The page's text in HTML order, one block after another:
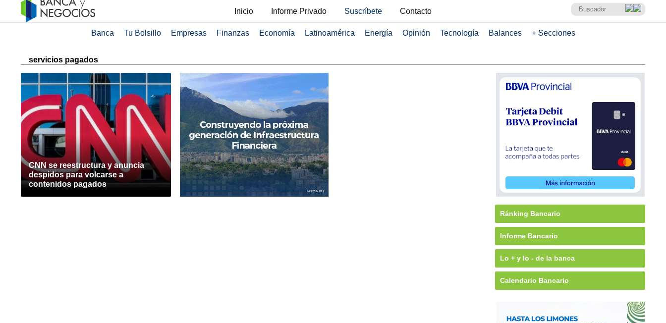
Inicio Informe Privado Suscríbete Contacto
Banca Tu Bolsillo Empresas Finanzas Economía Latinoamérica Energía Opinión Tecnología Balances + Secciones
servicios pagados
CNN se reestructura y anuncia
despidos para volcarse a
contenidos pagados
Ránking Bancario
Informe Bancario
Lo + y lo - de la banca
Calendario Bancario